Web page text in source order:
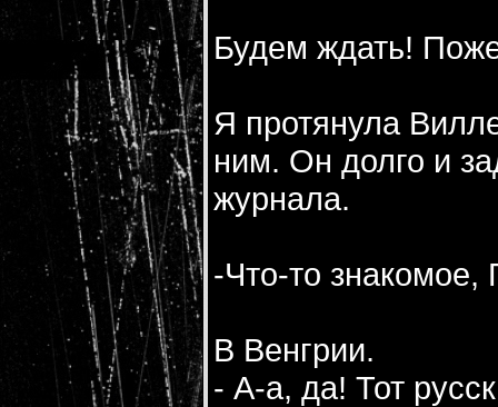
Будем ждать!
Я протянула
ним. Он долго и
журнала.
-Что-то знакомое,
В Венгрии.
- А-а, да! Тот